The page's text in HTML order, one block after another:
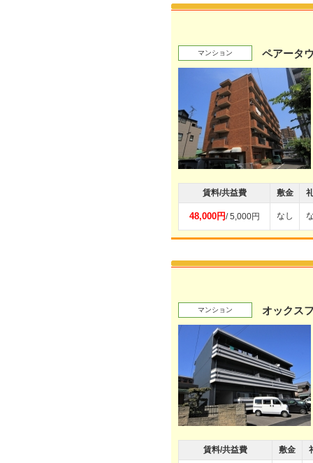
マンション ペアータ
賃料/共益費 敷金
48,000円/ 5,000円 なし
マンション オックス
賃料/共益費 敷金